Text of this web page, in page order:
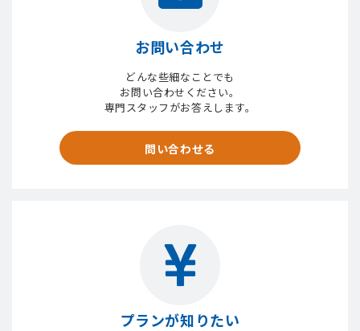
お問い合わせ
どんな些細なことでも
お問い合わせください。
専門スタッフがお答えします。
問い合わせる
プランが知りたい